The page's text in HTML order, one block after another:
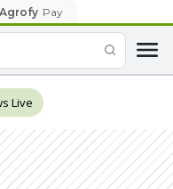
Agrofy Pay
Live